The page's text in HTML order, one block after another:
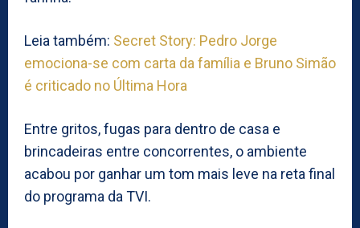
Leia também: Secret Story: Pedro Jorge
emociona-se com carta da família e Bruno Simão
é criticado no Última Hora
Entre gritos, fugas para dentro de casa e
brincadeiras entre concorrentes, o ambiente
acabou por ganhar um tom mais leve na reta final
do programa da TVI.